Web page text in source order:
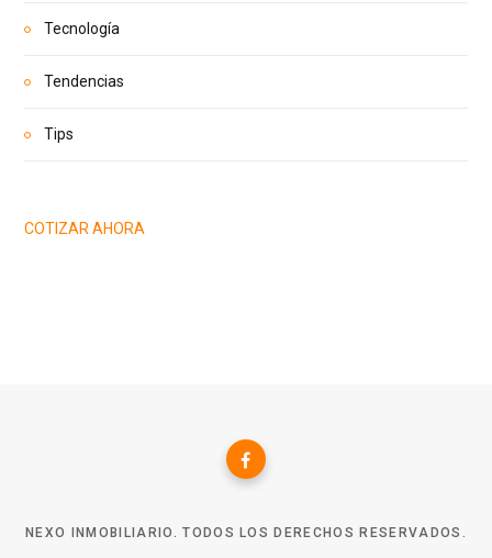
Tecnología
Tendencias
Tips
COTIZAR AHORA
NEXO INMOBILIARIO. TODOS LOS DERECHOS RESERVADOS.